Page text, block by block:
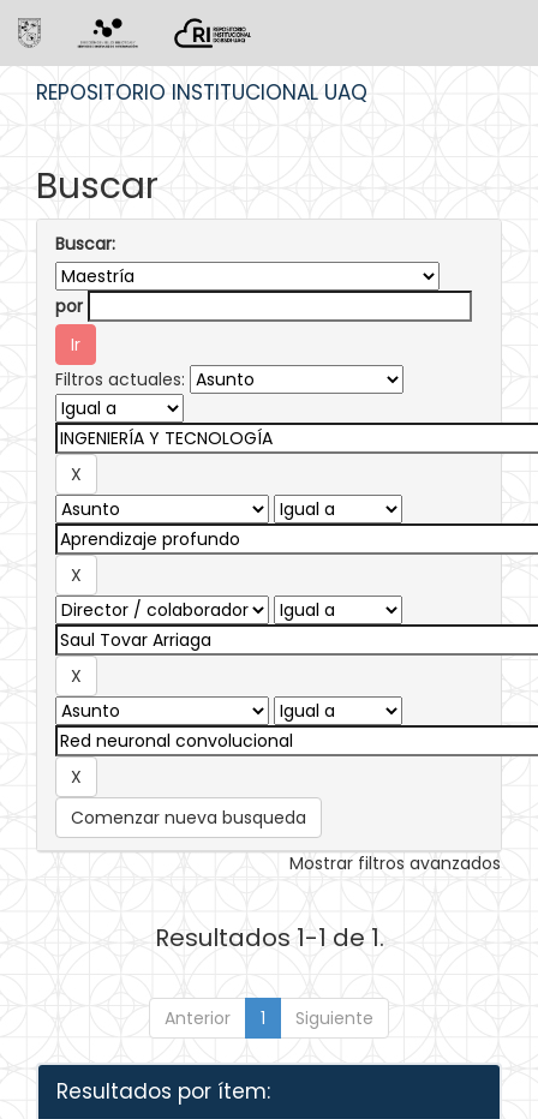
REPOSITORIO INSTITUCIONAL UAQ
Buscar
Buscar:
por
Filtros actuales:
Comenzar nueva busqueda
Mostrar filtros avanzados
Resultados 1-1 de 1.
Anterior 1 Siguiente
Resultados por ítem: